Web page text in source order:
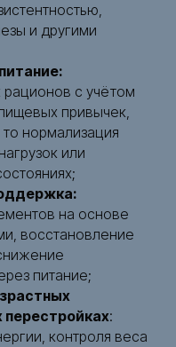
и другими
с учётом
привычек,
нормализация
или
на основе
восстановление
питание;
перестройках:
контроля веса